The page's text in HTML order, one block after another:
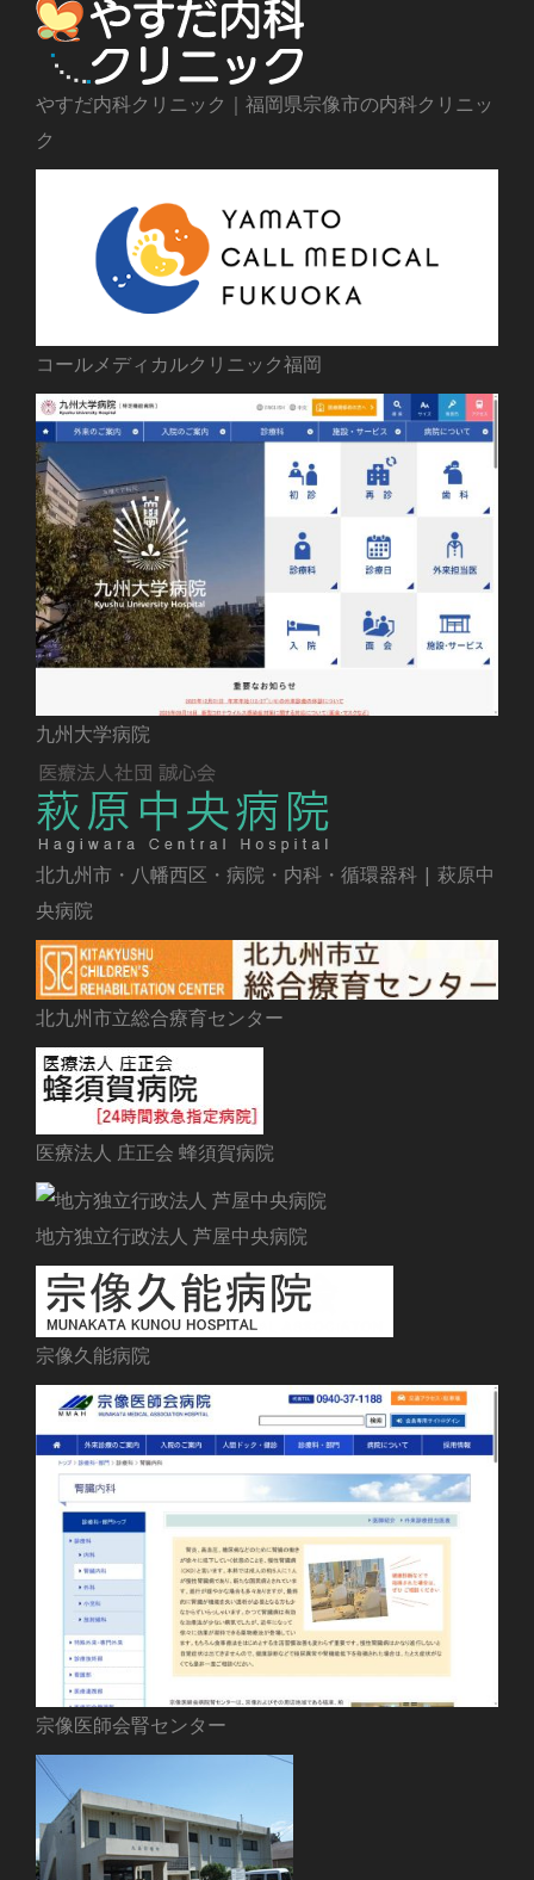
やすだ内科クリニック｜福岡県宗像市の内科クリニッ
ク
コールメディカルクリニック福岡
九州大学病院
北九州市・八幡西区・病院・内科・循環器科 | 萩原中
央病院
北九州市立総合療育センター
医療法人 庄正会 蜂須賀病院
地方独立行政法人 芦屋中央病院
宗像久能病院
宗像医師会腎センター